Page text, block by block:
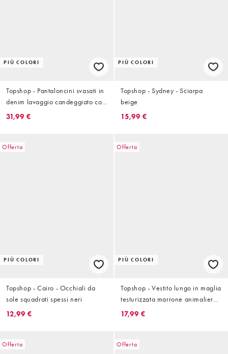
PIÙ COLORI
Topshop - Pantaloncini svasati in
denim lavaggio candeggiato con
strappi
31,99 €
PIÙ COLORI
Topshop - Sydney - Sciarpa
beige
15,99 €
Offerta
PIÙ COLORI
Topshop - Cairo - Occhiali da
sole squadrati spessi neri
12,99 €
Offerta
PIÙ COLORI
Topshop - Vestito lungo in maglia
testurizzata marrone animalier
con spalle scoperte e dettaglio
17,99 €
Offerta Offerta